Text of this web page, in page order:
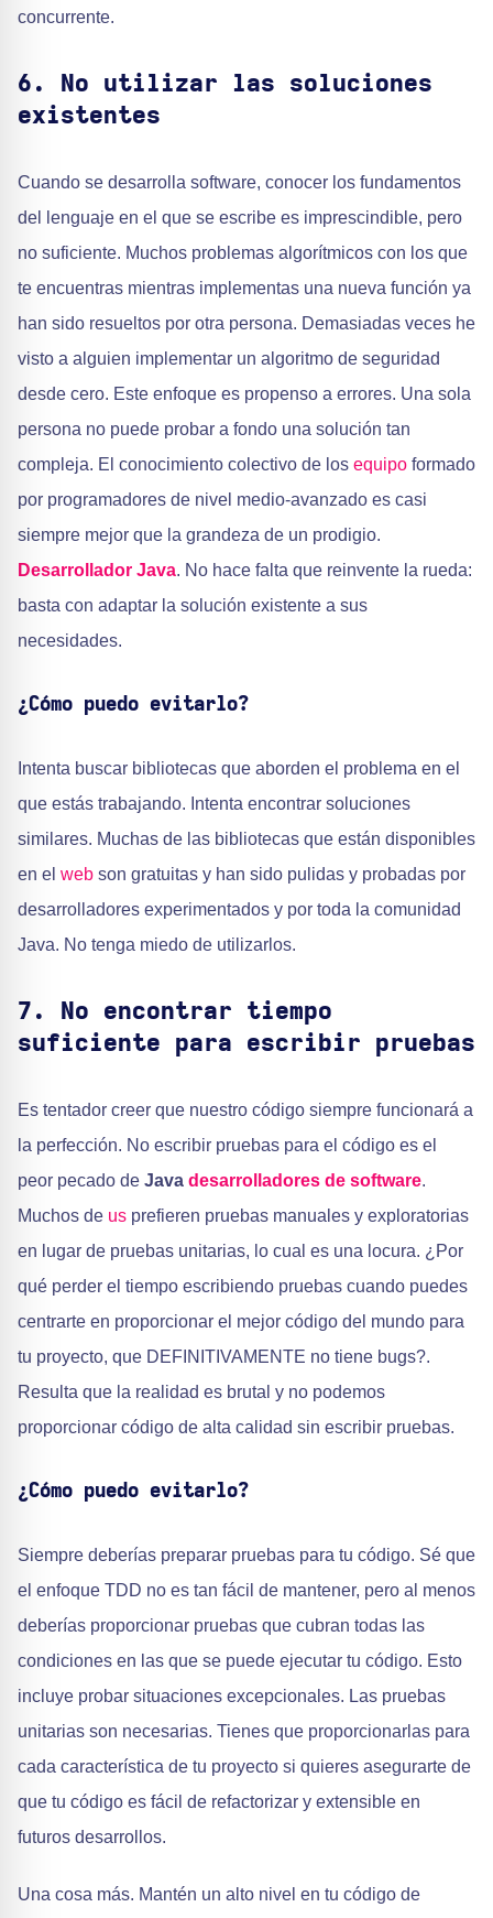
concurrente.
6. No utilizar las soluciones
existentes
Cuando se desarrolla software, conocer los fundamentos
del lenguaje en el que se escribe es imprescindible, pero
no suficiente. Muchos problemas algorítmicos con los que
te encuentras mientras implementas una nueva función ya
han sido resueltos por otra persona. Demasiadas veces he
visto a alguien implementar un algoritmo de seguridad
desde cero. Este enfoque es propenso a errores. Una sola
persona no puede probar a fondo una solución tan
compleja. El conocimiento colectivo de los equipo formado
por programadores de nivel medio-avanzado es casi
siempre mejor que la grandeza de un prodigio.
Desarrollador Java. No hace falta que reinvente la rueda:
basta con adaptar la solución existente a sus
necesidades.
¿Cómo puedo evitarlo?
Intenta buscar bibliotecas que aborden el problema en el
que estás trabajando. Intenta encontrar soluciones
similares. Muchas de las bibliotecas que están disponibles
en el web son gratuitas y han sido pulidas y probadas por
desarrolladores experimentados y por toda la comunidad
Java. No tenga miedo de utilizarlos.
7. No encontrar tiempo
suficiente para escribir pruebas
Es tentador creer que nuestro código siempre funcionará a
la perfección. No escribir pruebas para el código es el
peor pecado de Java desarrolladores de software.
Muchos de us prefieren pruebas manuales y exploratorias
en lugar de pruebas unitarias, lo cual es una locura. ¿Por
qué perder el tiempo escribiendo pruebas cuando puedes
centrarte en proporcionar el mejor código del mundo para
tu proyecto, que DEFINITIVAMENTE no tiene bugs?.
Resulta que la realidad es brutal y no podemos
proporcionar código de alta calidad sin escribir pruebas.
¿Cómo puedo evitarlo?
Siempre deberías preparar pruebas para tu código. Sé que
el enfoque TDD no es tan fácil de mantener, pero al menos
deberías proporcionar pruebas que cubran todas las
condiciones en las que se puede ejecutar tu código. Esto
incluye probar situaciones excepcionales. Las pruebas
unitarias son necesarias. Tienes que proporcionarlas para
cada característica de tu proyecto si quieres asegurarte de
que tu código es fácil de refactorizar y extensible en
futuros desarrollos.
Una cosa más. Mantén un alto nivel en tu código de